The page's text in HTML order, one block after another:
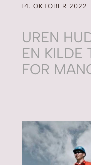
14. OKTOBER 2022
UREN
EN KILDE
FOR